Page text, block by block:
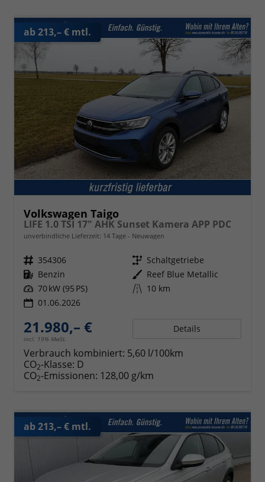
ab 213,– € mtl.
Volkswagen Taigo
LIFE 1.0 TSI 17" AHK Sunset Kamera APP PDC
unverbindliche Lieferzeit: 14 Tage Neuwagen
Fahrzeugnr. 354306 Getriebe Schaltgetriebe
Kraftstoff Benzin Außenfarbe Reef Blue Metallic
Leistung 70 kW (95 PS) Kilometerstand 10 km
01.06.2026
21.980,– €
incl. 19% MwSt.
Details
Verbrauch kombiniert: 5,60 l/100km
CO2-Klasse: D
CO2-Emissionen: 128,00 g/km
ab 213,– € mtl.